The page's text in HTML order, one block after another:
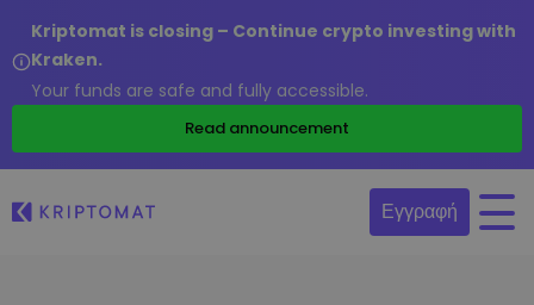
Kriptomat is closing – Continue crypto investing with
Kraken.
Your funds are safe and fully accessible.
Read announcement
Εγγραφή